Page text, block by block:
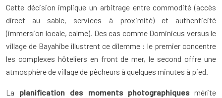
Cette décision implique un arbitrage entre commodité (accès
direct au sable, services à proximité) et authenticité
(immersion locale, calme). Des cas comme Dominicus versus le
village de Bayahibe illustrent ce dilemme : le premier concentre
les complexes hôteliers en front de mer, le second offre une
atmosphère de village de pêcheurs à quelques minutes à pied.
La planification des moments photographiquesmérite